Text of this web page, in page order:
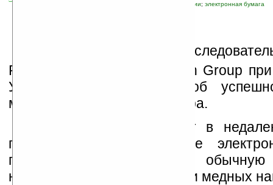
технологии; электронная бумага
руппа ученых из
Polymer Chemistry Research Group
Университете объявила об
медных частиц нано-размера.
Это открытие позволит в
производить сверхдешевые
представляющие собой
нанесёнными на нее слоями медных